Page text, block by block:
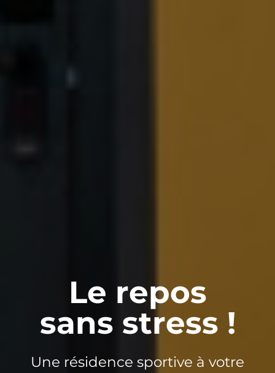
Le repos
sans stress !
Une résidence sportive à votre